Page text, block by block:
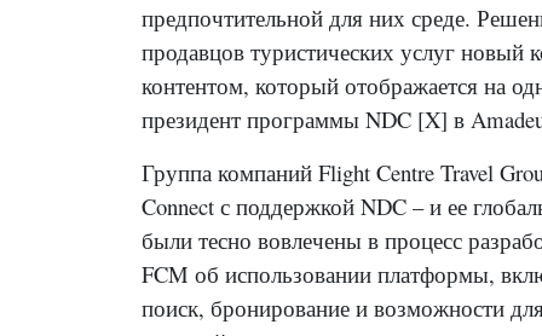
предпочтительной для них среде.
продавцов туристических услуг новый
контентом, который отображается на
президент программы NDC [X] в
Группа компаний Flight Centre Travel
Connect с поддержкой NDC – и ее
были тесно вовлечены в процесс
FCM об использовании платформы,
поиск, бронирование и возможности